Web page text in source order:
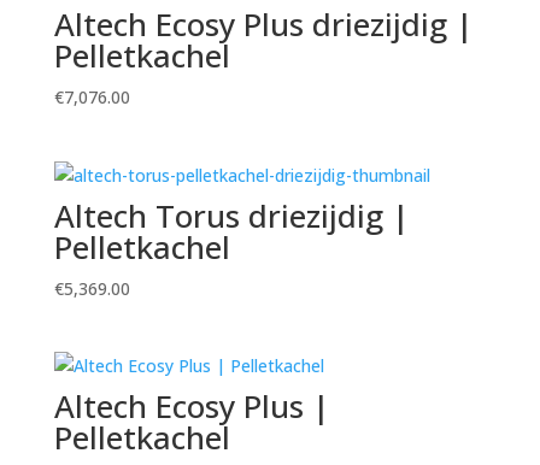
Altech Ecosy Plus driezijdig |
Pelletkachel
€7,076.00
Altech Torus driezijdig |
Pelletkachel
€5,369.00
Altech Ecosy Plus |
Pelletkachel